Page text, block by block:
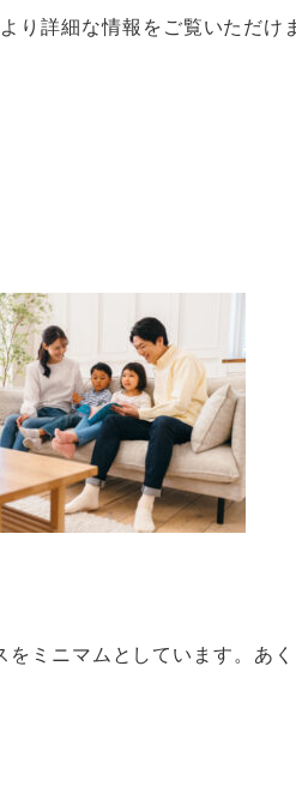
り詳細な情報をご覧いただけ
をミニマムとしています。あ